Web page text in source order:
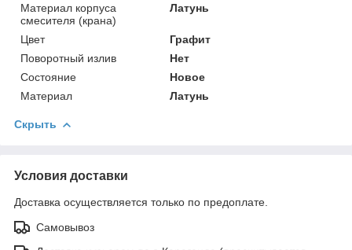
Материал корпуса
смесителя (крана)
Латунь
Цвет
Графит
Поворотный излив
Нет
Состояние
Новое
Материал
Латунь
Скрыть
Условия доставки
Доставка осуществляется только по предоплате.
Самовывоз